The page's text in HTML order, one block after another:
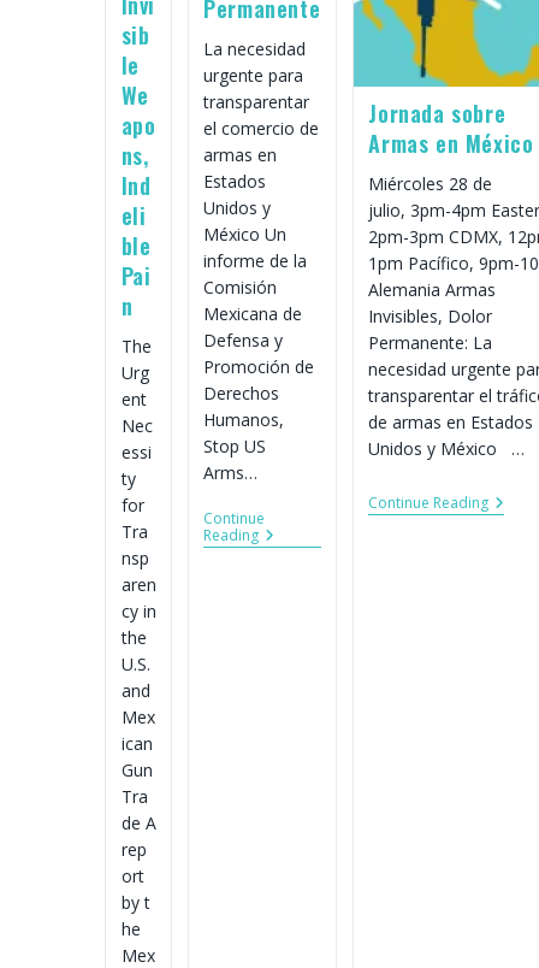
sib
le
We
apo
ns,
Ind
eli
ble
Pai
n
The
Urg
ent
Nec
essi
ty
for
Tra
nsp
aren
cy in
the
U.S.
and
Mex
ican
Gun
Tra
de A
rep
ort
by t
he
Mex
Permanente
La necesidad
urgente para
transparentar
el comercio de
armas en
Estados
Unidos y
México Un
informe de la
Comisión
Mexicana de
Defensa y
Promoción de
Derechos
Humanos,
Stop US
Arms…
Continue
ReadingArmas
Invisibles,
Jornada sobre
Armas en México
Miércoles 28 de
julio, 3pm-4pm
2pm-3pm CDMX,
1pm Pacífico, 9pm-
Alemania Armas
Invisibles, Dolor
Permanente: La
necesidad urgente
transparentar el
de armas en Estados
Unidos y México …
Continue ReadingJornada
Sobre